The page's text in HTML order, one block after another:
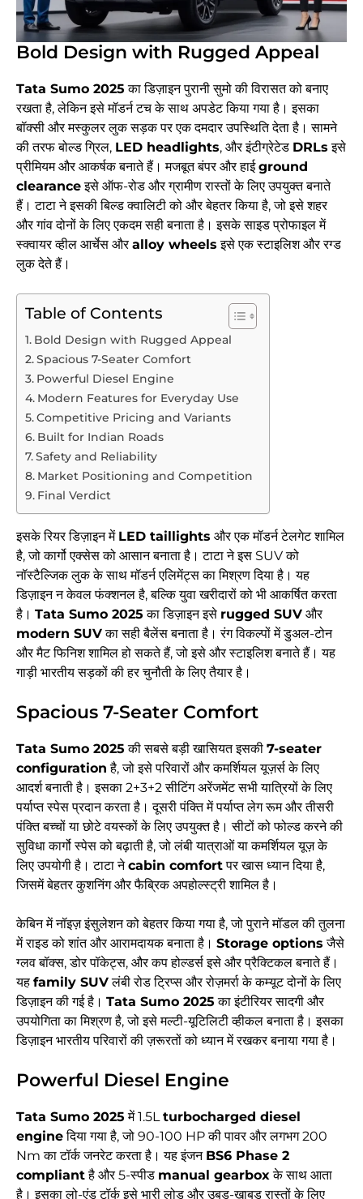
Bold Design with Rugged Appeal
Tata Sumo 2025 का डिज़ाइन पुरानी सुमो की विरासत को बनाए
रखता है, लेकिन इसे मॉडर्न टच के साथ अपडेट किया गया है। इसका
बॉक्सी और मस्कुलर लुक सड़क पर एक दमदार उपस्थिति देता है। सामने
की तरफ बोल्ड ग्रिल, LED headlights, और इंटीग्रेटेड DRLs इसे
प्रीमियम और आकर्षक बनाते हैं। मजबूत बंपर और हाईground
clearanceइसे ऑफ-रोड और ग्रामीण रास्तों के लिए उपयुक्त बनाते
हैं। टाटा ने इसकी बिल्ड क्वालिटी को और बेहतर किया है, जो इसे शहर
और गांव दोनों के लिए एकदम सही बनाता है। इसके साइड प्रोफाइल में
स्क्वायर व्हील आर्चेस औरalloy wheels इसे एक स्टाइलिश और रग्ड
लुक देते हैं।
Table of Contents
Bold Design with Rugged Appeal
Spacious 7-Seater Comfort
Powerful Diesel Engine
Modern Features for Everyday Use
Competitive Pricing and Variants
Built for Indian Roads
Safety and Reliability
Market Positioning and Competition
Final Verdict
इसके रियर डिज़ाइन में LED taillights और एक मॉडर्न टेलगेट शामिल
है, जो कार्गो एक्सेस को आसान बनाता है। टाटा ने इस SUV को
नॉस्टैल्जिक लुक के साथ मॉडर्न एलिमेंट्स का मिश्रण दिया है। यह
डिज़ाइन न केवल फंक्शनल है, बल्कि युवा खरीदारों को भी आकर्षित करता
है। Tata Sumo 2025 का डिज़ाइन इसे rugged SUV और
modern SUVका सही बैलेंस बनाता है। रंग विकल्पों में डुअल-टोन
और मैट फिनिश शामिल हो सकते हैं, जो इसे और स्टाइलिश बनाते हैं। यह
गाड़ी भारतीय सड़कों की हर चुनौती के लिए तैयार है।
Spacious 7-Seater Comfort
Tata Sumo 2025 की सबसे बड़ी खासियत इसकी 7-seater
configuration है, जो इसे परिवारों और कमर्शियल यूज़र्स के लिए
आदर्श बनाती है। इसका 2+3+2 सीटिंग अरेंजमेंट सभी यात्रियों के लिए
पर्याप्त स्पेस प्रदान करता है। दूसरी पंक्ति में पर्याप्त लेग रूम और तीसरी
पंक्ति बच्चों या छोटे वयस्कों के लिए उपयुक्त है। सीटों को फोल्ड करने की
सुविधा कार्गो स्पेस को बढ़ाती है, जो लंबी यात्राओं या कमर्शियल यूज़ के
लिए उपयोगी है। टाटा नेcabin comfortपर खास ध्यान दिया है,
जिसमें बेहतर कुशनिंग और फैब्रिक अपहोल्स्ट्री शामिल है।
केबिन में नॉइज़ इंसुलेशन को बेहतर किया गया है, जो पुराने मॉडल की तुलना
में राइड को शांत और आरामदायक बनाता है। Storage options जैसे
ग्लव बॉक्स, डोर पॉकेट्स, और कप होल्डर्स इसे और प्रैक्टिकल बनाते हैं।
यह family SUVलंबी रोड ट्रिप्स और रोज़मर्रा के कम्यूट दोनों के लिए
डिज़ाइन की गई है। Tata Sumo 2025 का इंटीरियर सादगी और
उपयोगिता का मिश्रण है, जो इसे मल्टी-यूटिलिटी व्हीकल बनाता है। इसका
डिज़ाइन भारतीय परिवारों की ज़रूरतों को ध्यान में रखकर बनाया गया है।
Powerful Diesel Engine
Tata Sumo 2025 में 1.5Lturbocharged diesel
engineदिया गया है, जो 90-100 HP की पावर और लगभग 200
Nm का टॉर्क जनरेट करता है। यह इंजन BS6 Phase 2
compliantहै और 5-स्पीड manual gearboxके साथ आता
है। इसका लो-एंड टॉर्क इसे भारी लोड और उबड़-खाबड़ रास्तों के लिए